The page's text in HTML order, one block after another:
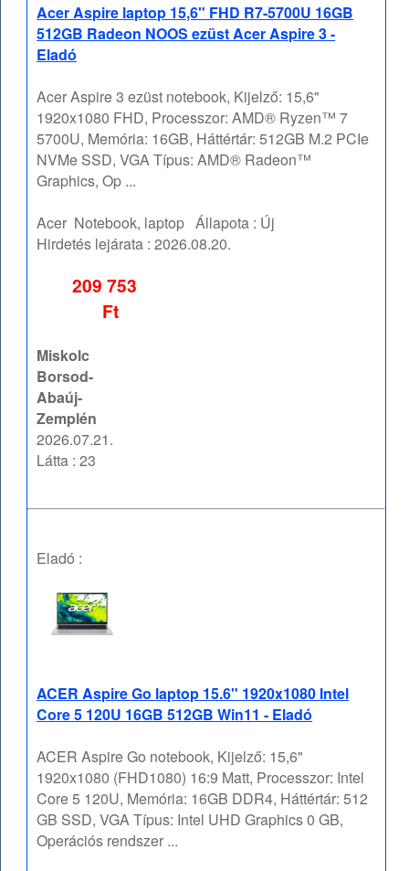
Acer Aspire laptop 15,6" FHD R7-5700U 16GB
512GB Radeon NOOS ezüst Acer Aspire 3 -
Eladó
Acer Aspire 3 ezüst notebook, Kijelző: 15,6"
1920x1080 FHD, Processzor: AMD® Ryzen™ 7
5700U, Memória: 16GB, Háttértár: 512GB M.2 PCIe
NVMe SSD, VGA Típus: AMD® Radeon™
Graphics, Op ...
Acer Notebook, laptop Állapota : Új
Hirdetés lejárata :2026.08.20.
209 753
Ft
Miskolc
Borsod-
Abaúj-
Zemplén
2026.07.21.
Látta : 23
Eladó :
ACER Aspire Go laptop 15.6" 1920x1080 Intel
Core 5 120U 16GB 512GB Win11 - Eladó
ACER Aspire Go notebook, Kijelző: 15,6"
1920x1080 (FHD1080) 16:9 Matt, Processzor: Intel
Core 5 120U, Memória: 16GB DDR4, Háttértár: 512
GB SSD, VGA Típus: Intel UHD Graphics 0 GB,
Operációs rendszer ...